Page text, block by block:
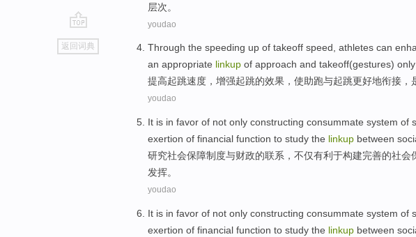
go
top
返回词典
层次。
youdao
Through the speeding up of takeoff speed, athletes can
an appropriate linkup of approach and takeoff(gestures)
提高起跳速度 ， 增强起跳的效果 ，使助跑与起跳更好地衔接，
youdao
It is in favor of not only constructing consummate system of
exertion of financial function to study the linkup between
研究社会保障制度与财政的联系 ， 不仅有利于构建完善的社会
发挥。
youdao
It is in favor of not only constructing consummate system of
exertion of financial function to study the linkup between